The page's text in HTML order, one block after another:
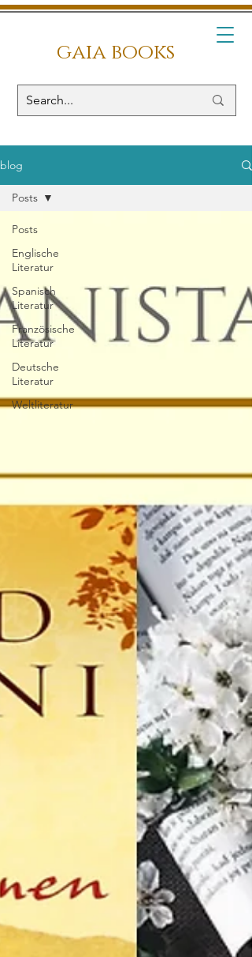
gaia books
blog
Posts
Englische
Literatur
Spanisch
Literatur
Französische
Literatur
Deutsche
Literatur
Weltliteratur
Posts